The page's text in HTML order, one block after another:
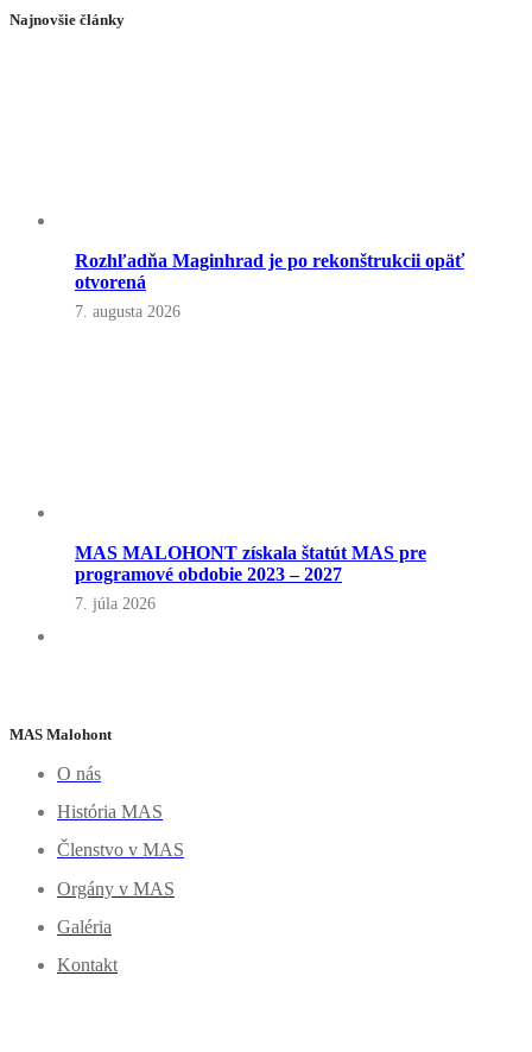
Najnovšie články
Rozhľadňa Maginhrad je po rekonštrukcii opäť
otvorená
7. augusta 2026
MAS MALOHONT získala štatút MAS pre
programové obdobie 2023 – 2027
7. júla 2026
MAS Malohont
O nás
História MAS
Členstvo v MAS
Orgány v MAS
Galéria
Kontakt